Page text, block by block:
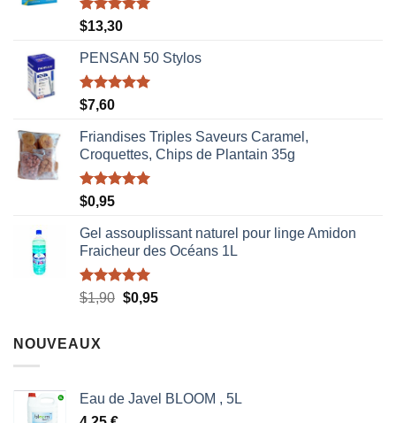
Note5.00
$13,30
PENSAN 50 Stylos
Note5.00
$7,60
Friandises Triples Saveurs Caramel,
Croquettes, Chips de Plantain 35g
Note5.00
$0,95
Gel assouplissant naturel pour linge Amidon
Fraicheur des Océans 1L
Note5.00
$1,90 Le
$0,95Le
NOUVEAUX
Eau de Javel BLOOM , 5L